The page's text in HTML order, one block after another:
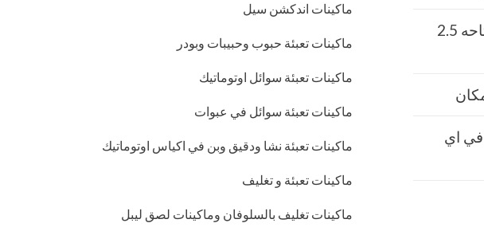
220فولت و يمكن ضبط الفولت حسب الكهرباء المتاحه 2.5
في اي
ماكينات اندكشن سيل
ماكينات تعبئة حبوب وحبيبات وبودر
ماكينات تعبئة سوائل اوتوماتيك
ماكينات تعبئة سوائل في عبوات
ماكينات تعبئة نشا ودقيق وبن في اكياس اوتوماتيك
ماكينات تعبئة و تغليف
ماكينات تغليف بالسلوفان وماكينات لصق ليبل